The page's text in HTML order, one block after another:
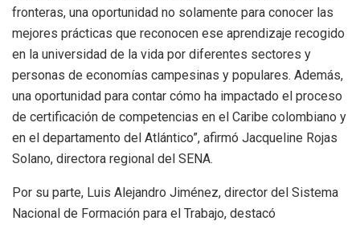
fronteras, una oportunidad no solamente para conocer las
mejores prácticas que reconocen ese aprendizaje recogido
en la universidad de la vida por diferentes sectores y
personas de economías campesinas y populares. Además,
una oportunidad para contar cómo ha impactado el proceso
de certificación de competencias en el Caribe colombiano y
en el departamento del Atlántico”, afirmó Jacqueline Rojas
Solano, directora regional del SENA.
Por su parte, Luis Alejandro Jiménez, director del Sistema
Nacional de Formación para el Trabajo, destacó